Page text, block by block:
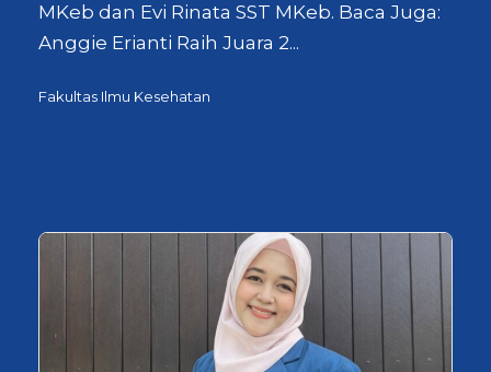
MKeb dan Evi Rinata SST MKeb. Baca Juga:
Anggie Erianti Raih Juara 2...
Fakultas Ilmu Kesehatan